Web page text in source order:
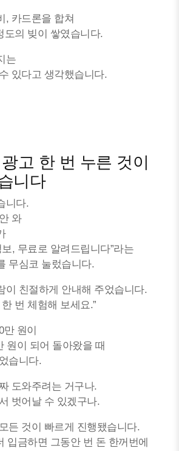
, 카드론을 합쳐
도의 빚이 쌓였습니다.
는
있다고 생각했습니다.
고 한 번 누른 것이
니다
니다.
와
, 무료로 알려드립니다”라는
무심코 눌렀습니다.
이 친절하게 안내해 주었습니다.
번 체험해 보세요.”
원이
원이 되어 돌아왔을 때
습니다.
도와주려는 거구나.
벗어날 수 있겠구나.
든 것이 빠르게 진행됐습니다.
입금하면 그동안 번 돈 한꺼번에